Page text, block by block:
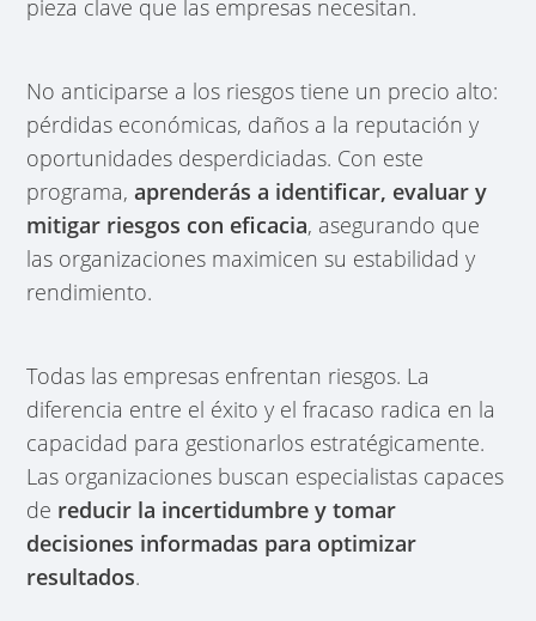
pieza clave que las empresas necesitan.
No anticiparse a los riesgos tiene un precio alto:
pérdidas económicas, daños a la reputación y
oportunidades desperdiciadas. Con este
programa,aprenderás a identificar, evaluar y
mitigar riesgos con eficacia, asegurando que
las organizaciones maximicen su estabilidad y
rendimiento.
Todas las empresas enfrentan riesgos. La
diferencia entre el éxito y el fracaso radica en la
capacidad para gestionarlos estratégicamente.
Las organizaciones buscan especialistas capaces
de reducir la incertidumbre y tomar
decisiones informadas para optimizar
resultados.